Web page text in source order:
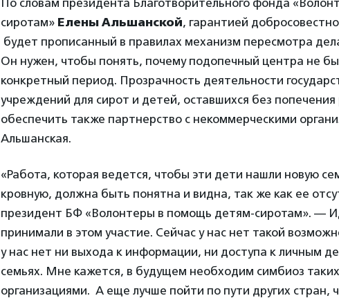
По словам президента Благотворительного фонда
сиротам» Елены Альшанской, гарантией
будет прописанный в правилах механизм пересмотра
Он нужен, чтобы понять, почему подопечный центра не
конкретный период. Прозрачность деятельности
учреждений для сирот и детей, оставшихся без
обеспечить также партнерство с некоммерческими
Альшанская.
«Работа, которая ведется, чтобы эти дети нашли новую
кровную, должна быть понятна и видна, так же как ее
президент БФ «Волонтеры в помощь детям-сиротам». —
принимали в этом участие. Сейчас у нас нет такой
у нас нет ни выхода к информации, ни доступа к личным
семьях. Мне кажется, в будущем необходим симбиоз
организациями. А еще лучше пойти по пути других стран,